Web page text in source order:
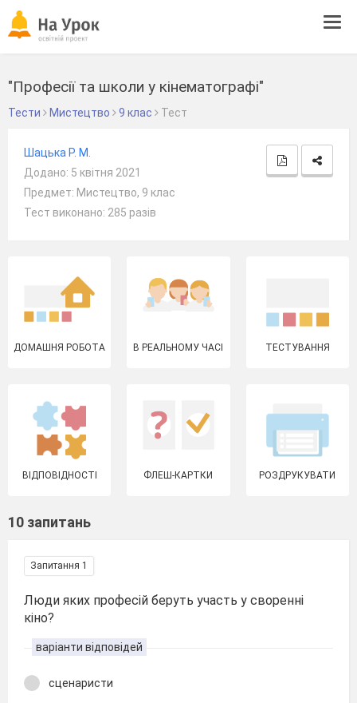
"Професії та школи у кінематографі"
Тести Мистецтво 9 клас Тест
Шацька Р. М.
Додано: 5 квітня 2021
Предмет: Мистецтво, 9 клас
Тест виконано: 285 разів
ДОМАШНЯ РОБОТА В РЕАЛЬНОМУ ЧАСІ ТЕСТУВАННЯ
ВІДПОВІДНОСТІ ФЛЕШ-КАРТКИ РОЗДРУКУВАТИ
10 запитань
Запитання 1
Люди яких професій беруть участь у своренні
кіно?
варіанти відповідей
сценаристи